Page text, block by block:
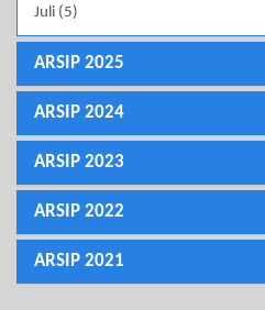
Juli (5)
ARSIP 2025
ARSIP 2024
ARSIP 2023
ARSIP 2022
ARSIP 2021